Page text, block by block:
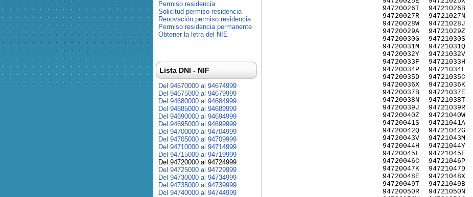
94720026T
94720027R
94720028W
94720029A
94720030G
94720031M
94720032Y
94720033F
94720034P
94720035D
94720036X
94720037B
94720038N
94720039J
94720040Z
94720041S
94720042Q
94720043V
94720044H
94720045L
94720046C
94720047K
94720048E
94720049T
94720050R
94721026B
94721027N
94721028J
94721029Z
94721030S
94721031Q
94721032V
94721033H
94721034L
94721035C
94721036K
94721037E
94721038T
94721039R
94721040W
94721041A
94721042G
94721043M
94721044Y
94721045F
94721046P
94721047D
94721048X
94721049B
94721050N
Permiso residencia
Solicitud permiso residencia
Renovación permiso residencia
Permiso residencia permanente
Obtener la letra del NIE
Lista DNI - NIF
Del 94670000 al 94674999
Del 94675000 al 94679999
Del 94680000 al 94684999
Del 94685000 al 94689999
Del 94690000 al 94694999
Del 94695000 al 94699999
Del 94700000 al 94704999
Del 94705000 al 94709999
Del 94710000 al 94714999
Del 94715000 al 94719999
Del 94720000 al 94724999
Del 94725000 al 94729999
Del 94730000 al 94734999
Del 94735000 al 94739999
Del 94740000 al 94744999